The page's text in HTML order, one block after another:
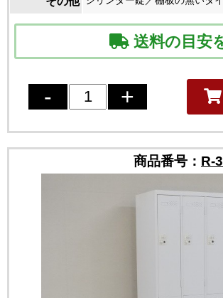
送料の目安
商品番号： R-